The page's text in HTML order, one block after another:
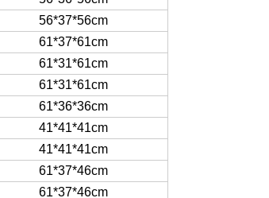
56*37*56cm
61*37*61cm
61*31*61cm
61*31*61cm
61*36*36cm
41*41*41cm
41*41*41cm
61*37*46cm
61*37*46cm